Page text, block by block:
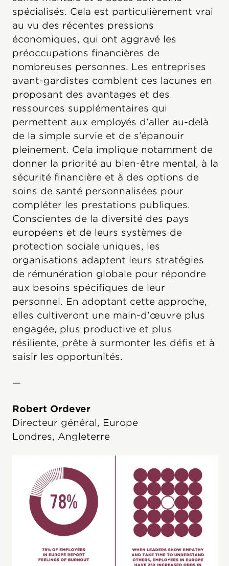
spécialisés. Cela est particulièrement vrai
au vu des récentes pressions
économiques, qui ont aggravé les
préoccupations financières de
nombreuses personnes. Les entreprises
avant-gardistes comblent ces lacunes en
proposant des avantages et des
ressources supplémentaires qui
permettent aux employés d’aller au-delà
de la simple survie et de s’épanouir
pleinement. Cela implique notamment de
donner la priorité au bien-être mental, à la
sécurité financière et à des options de
soins de santé personnalisées pour
compléter les prestations publiques.
Conscientes de la diversité des pays
européens et de leurs systèmes de
protection sociale uniques, les
organisations adaptent leurs stratégies
de rémunération globale pour répondre
aux besoins spécifiques de leur
personnel. En adoptant cette approche,
elles cultiveront une main-d'œuvre plus
engagée, plus productive et plus
résiliente, prête à surmonter les défis et à
saisir les opportunités.
—
Robert Ordever
Directeur général, Europe
Londres, Angleterre